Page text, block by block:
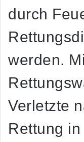
durch
werden.
Verletzte
Rettung